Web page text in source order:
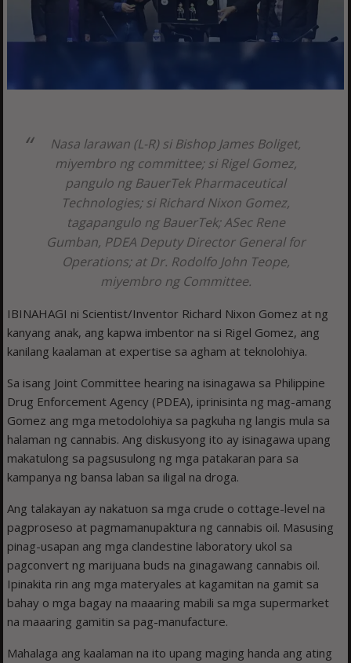
Nasa larawan (L-R) si Bishop James Boliget,
miyembro ng committee; si Rigel Gomez,
pangulo ng BauerTek Pharmaceutical
Technologies; si Richard Nixon Gomez,
tagapangulo ng BauerTek; ASec Rene
Gumban, PDEA Deputy Director General for
Operations; at Dr. Rodolfo John Teope,
miyembro ng Committee.
IBINAHAGI ni Scientist/Inventor Richard Nixon Gomez at ng
kanyang anak, ang kapwa imbentor na si Rigel Gomez, ang
kanilang kaalaman at expertise sa agham at teknolohiya.
Sa isang Joint Committee hearing na isinagawa sa Philippine
Drug Enforcement Agency (PDEA), iprinisinta ng mag-amang
Gomez ang mga metodolohiya sa pagkuha ng langis mula sa
halaman ng cannabis. Ang diskusyong ito ay isinagawa upang
makatulong sa pagsusulong ng mga patakaran para sa
kampanya ng bansa laban sa iligal na droga.
Ang talakayan ay nakatuon sa mga crude o cottage-level na
pagproseso at pagmamanupaktura ng cannabis oil. Masusing
pinag-usapan ang mga clandestine laboratory ukol sa
pagconvert ng marijuana buds na ginagawang cannabis oil.
Ipinakita rin ang mga materyales at kagamitan na gamit sa
bahay o mga bagay na maaaring mabili sa mga supermarket
na maaaring gamitin sa pag-manufacture.
Mahalaga ang kaalaman na ito upang maging handa ang ating